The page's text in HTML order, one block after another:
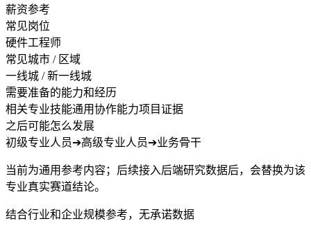
薪资参考
常见岗位
硬件工程师
常见城市 / 区域
一线城 / 新一线城
需要准备的能力和经历
相关专业技能通用协作能力项目证据
之后可能怎么发展
初级专业人员➔高级专业人员➔业务骨干
当前为通用参考内容；后续接入后端研究数据后，会替换为该
专业真实赛道结论。
结合行业和企业规模参考，无承诺数据